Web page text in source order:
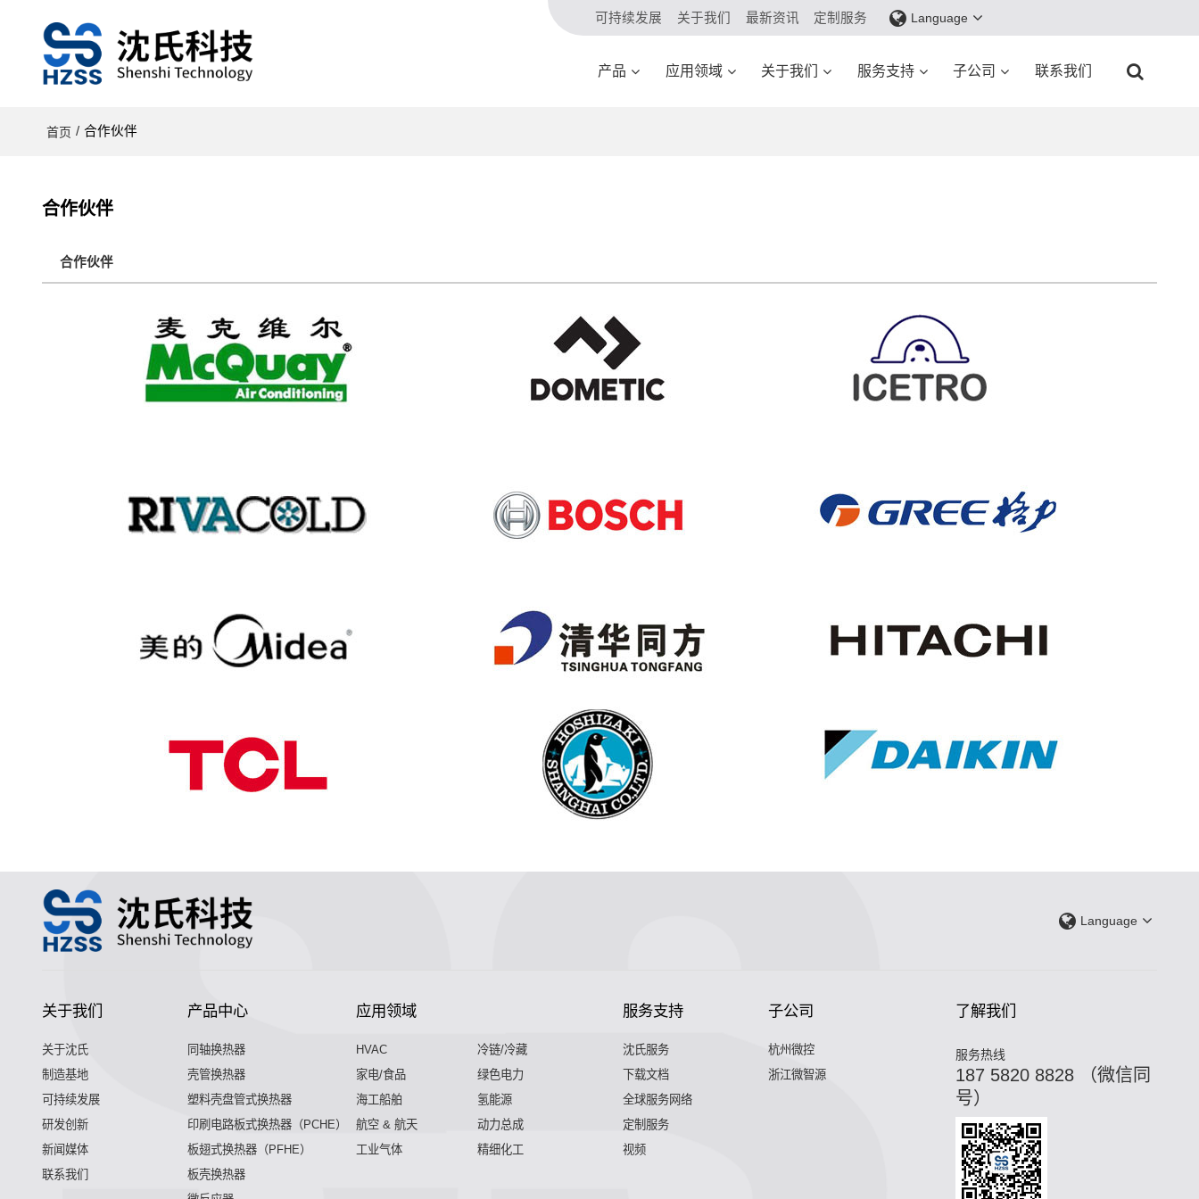
可持续发展 关于我们 最新资讯 定制服务 Language
产品 应用领域 关于我们 服务支持 子公司 联系我们
首页 / 合作伙伴
合作伙伴
合作伙伴
Language
关于我们
关于沈氏
制造基地
可持续发展
研发创新
新闻媒体
联系我们
产品中心
同轴换热器
壳管换热器
塑料壳盘管式换热器
印刷电路板式换热器（PCHE）
板翅式换热器（PFHE）
板壳换热器
应用领域
HVAC
冷链/冷藏
家电/食品
绿色电力
海工船舶
氢能源
航空 & 航天
动力总成
工业气体
精细化工
服务支持
沈氏服务
下载文档
全球服务网络
定制服务
视频
子公司
杭州微控
浙江微智源
了解我们
服务热线
187 5820 8828 （微信同
号）